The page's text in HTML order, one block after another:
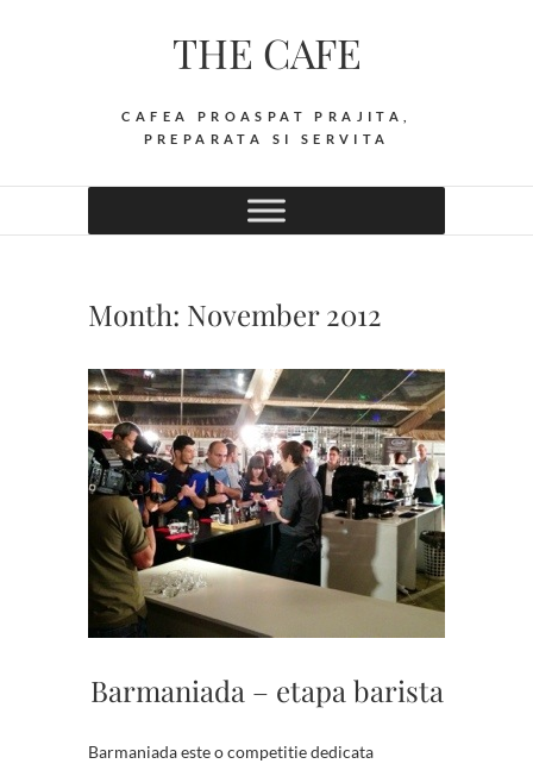
THE CAFE
CAFEA PROASPAT PRAJITA,
PREPARATA SI SERVITA
Month: November 2012
Barmaniada – etapa barista
Barmaniada este o competitie dedicata